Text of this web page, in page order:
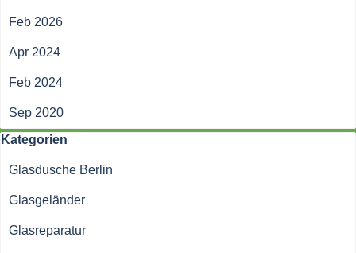
Feb 2026
Apr 2024
Feb 2024
Sep 2020
Block überspringen Kategorien
Kategorien
Glasdusche Berlin
Glasgeländer
Glasreparatur